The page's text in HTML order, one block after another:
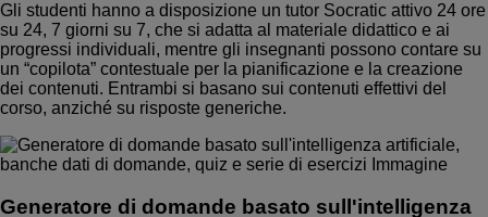
Gli studenti hanno a disposizione un tutor Socratic attivo 24 ore
su 24, 7 giorni su 7, che si adatta al materiale didattico e ai
progressi individuali, mentre gli insegnanti possono contare su
un “copilota” contestuale per la pianificazione e la creazione
dei contenuti. Entrambi si basano sui contenuti effettivi del
corso, anziché su risposte generiche.
Generatore di domande basato sull'intelligenza